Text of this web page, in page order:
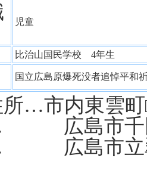
児童
比治山国民学校 4年生
国立広島原爆死没者追悼平
所…市内東雲
広島市千
広島市立